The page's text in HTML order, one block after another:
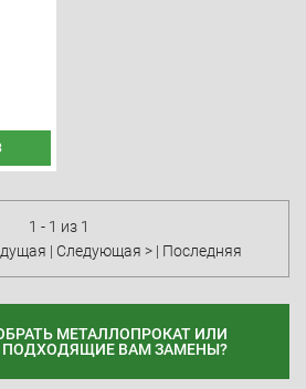
1 - 1 из 1
| Следующая >| Последняя
МЕТАЛЛОПРОКАТ ИЛИ
ВАМ ЗАМЕНЫ?